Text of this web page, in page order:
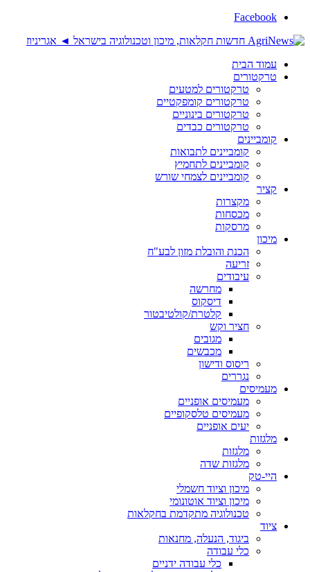
Facebook
עמוד הבית
טרקטורים
טרקטורים למטעים
טרקטורים קומפקטיים
טרקטורים בינוניים
טרקטורים כבדים
קומביינים
קומביינים לתבואות
קומביינים לתחמיץ
קומביינים לצמחי שורש
קציר
מקצרות
מכסחות
מרסקות
מיכון
הכנת והובלת מזון לבע"ח
זריעה
עיבודים
מחרשה
דיסקוס
קלטרת/קולטיבטור
חציר וקש
מגובים
מכבשים
ריסוס ודישון
נגררים
מעמיסים
מעמיסים אופניים
מעמיסים טלסקופיים
יעים אופניים
מלגזות
מלגזות
מלגזות שדה
היי-טק
מיכון וציוד חשמלי
מיכון וציוד אוטונומי
טכנולוגיה מתקדמת בחקלאות
ציוד
ביגוד, הנעלה, מחנאות
כלי עבודה
כלי עבודה ידניים